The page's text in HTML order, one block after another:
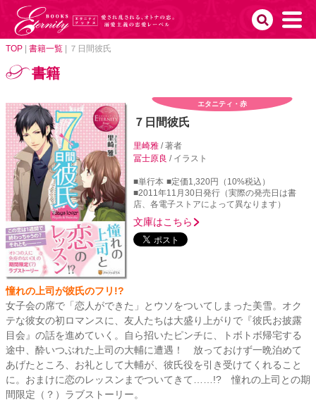
TOP 書籍一覧 ７日間彼氏
書籍
エタニティ・赤
７日間彼氏
里崎雅/ 著者
冨士原良 / イラスト
■単行本 ■定価1,320円（10%税込）
■2011年11月30日発行（実際の発売日は書
店、各電子ストアによって異なります）
文庫はこちら
憧れの上司が彼氏のフリ!?
女子会の席で「恋人ができた」とウソをついてしまった美雪。オク
テな彼女の初ロマンスに、友人たちは大盛り上がりで『彼氏お披露
目会』の話を進めていく。自ら招いたピンチに、トボトボ帰宅する
途中、酔いつぶれた上司の大輔に遭遇！ 放っておけず一晩泊めて
あげたところ、お礼として大輔が、彼氏役を引き受けてくれること
に。おまけに恋のレッスンまでついてきて……!? 憧れの上司との期
間限定（？）ラブストーリー。